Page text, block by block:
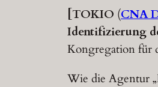
[TOKIO (CNA
Identifizierung
Kongregation für
Wie die Agentur